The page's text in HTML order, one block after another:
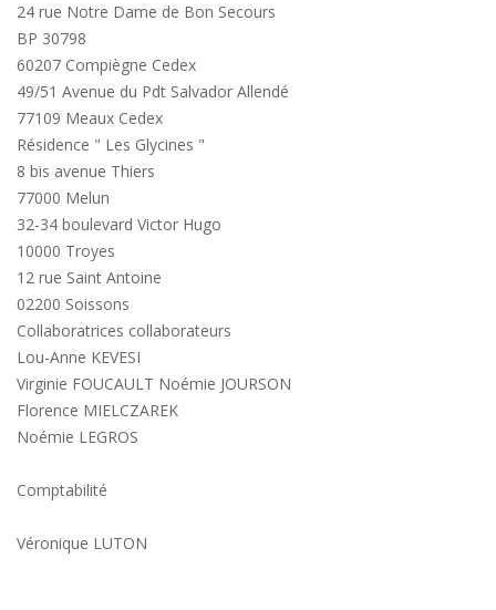
24 rue Notre Dame de Bon Secours
BP 30798
60207 Compiègne Cedex
49/51 Avenue du Pdt Salvador Allendé
77109 Meaux Cedex
Résidence " Les Glycines "
8 bis avenue Thiers
77000 Melun
32-34 boulevard Victor Hugo
10000 Troyes
12 rue Saint Antoine
02200 Soissons
Collaboratrices collaborateurs
Lou-Anne KEVESI
Virginie FOUCAULT Noémie JOURSON
Florence MIELCZAREK
Noémie LEGROS
Comptabilité
Véronique LUTON